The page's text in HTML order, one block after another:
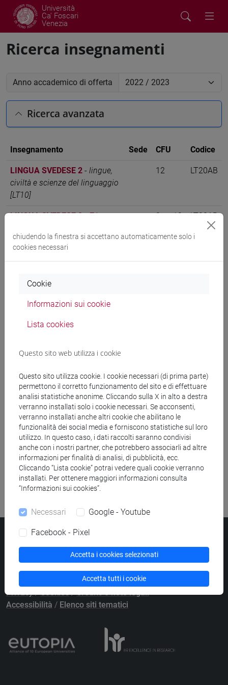
Università
Ca' Foscari
Venezia
Ricerca insegnamenti
Anno accademico di offerta
Ricerca avanzata
Insegnamento Sede CFU Codice
LINGUA SVEDESE 2 - lingue,
civiltà e scienze del linguaggio
[LT10]
12 LT20AB
LINGUA SVEDESE 2 - E1-
linguaggio [LT10]
0 su 12 LT20AB
Cerca nel sito
Ricerca persone
Ricerca aule
Ricerca sedi
Ricerca strutture
Ricerca pubblicazioni
Ricerca risorse bibliografiche
Università Ca’ Foscari
Dorsoduro 3246, 30123 Venezia
PEC
protocollo@pec.unive.it
P.IVA 00816350276 - C.F. 80007720271
Privacy/Cookies/Credits e note legali
Accessibilità / Elenco siti tematici
chiudendo la finestra si accettano automaticamente solo i
cookies necessari
Cookie
Informazioni sui cookie
Lista cookies
Questo sito web utilizza i cookie
Questo sito utilizza cookie. I cookie necessari (di prima parte)
permettono il corretto funzionamento del sito e di effettuare
analisi statistiche anonime. Cliccando sulla X in alto a destra
verranno installati solo i cookie necessari. Se acconsenti,
verranno installati anche altri cookie che abilitano le
funzionalità dei social media e forniscono statistiche sul loro
utilizzo. In questo caso, i dati raccolti saranno condivisi
anche con i nostri partner, che potrebbero associarli ad altre
informazioni per finalità di analisi, di pubblicità, ecc.
Cliccando “Lista cookie” potrai vedere quali cookie verranno
installati. Per ottenere maggiori informazioni consulta
“Informazioni sui cookies”.
Necessari Google - Youtube
Facebook - Pixel
Accetta i cookies selezionati
Accetta tutti i cookie